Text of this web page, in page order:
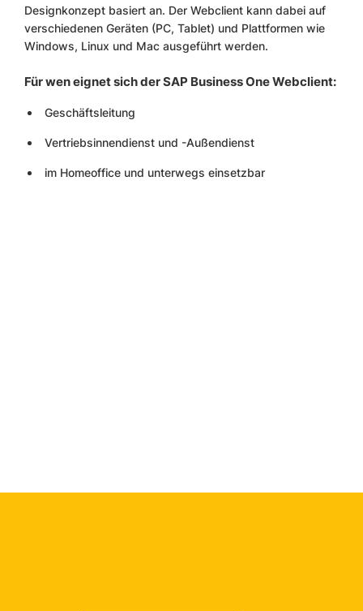
Designkonzept basiert an. Der Webclient kann dabei auf
verschiedenen Geräten (PC, Tablet) und Plattformen wie
Windows, Linux und Mac ausgeführt werden.
Für wen eignet sich der SAP Business One Webclient:
Geschäftsleitung
Vertriebsinnendienst und -Außendienst
im Homeoffice und unterwegs einsetzbar